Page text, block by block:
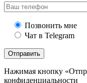
Позвонить мне
Чат в Telegram
Нажимая кнопку
конфиденциальности